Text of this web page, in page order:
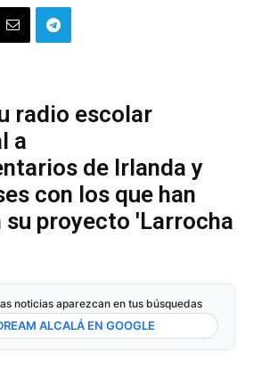
radio escolar
a
de Irlanda y
con los que han
su proyecto 'Larrocha
noticias aparezcan en tus búsquedas
ALCALÁ EN GOOGLE